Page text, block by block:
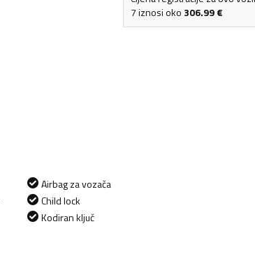
7 iznosi oko 306.99€
Airbag za vozača
Child lock
Kodiran ključ